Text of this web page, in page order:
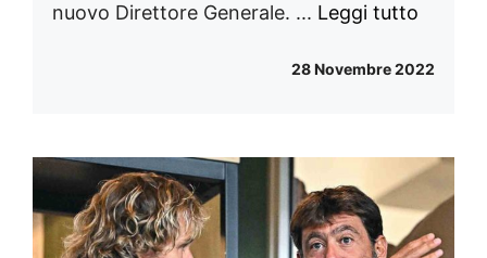
nuovo Direttore Generale. ... Leggi tutto
28 Novembre 2022